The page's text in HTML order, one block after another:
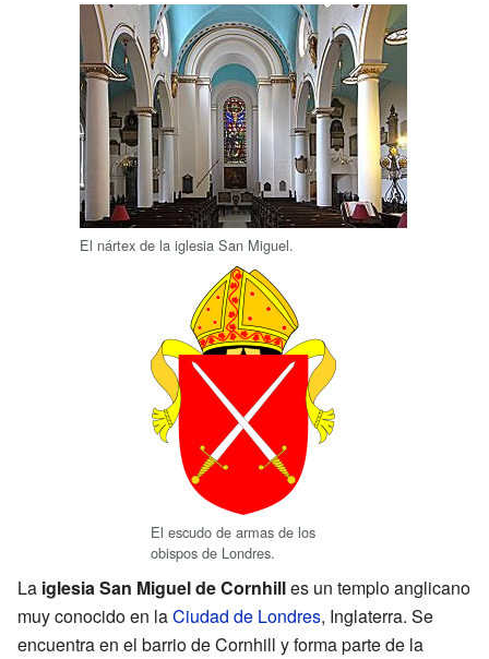
El nártex de la iglesia San Miguel.
El escudo de armas de los
obispos de Londres.
La iglesia San Miguel de Cornhilles un templo anglicano
muy conocido en laCiudad de Londres, Inglaterra. Se
encuentra en el barrio de Cornhill y forma parte de la